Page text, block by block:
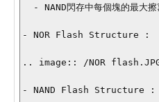
- NOR Flash Structure :
.. image:: /NOR
- NAND Flash Structure :